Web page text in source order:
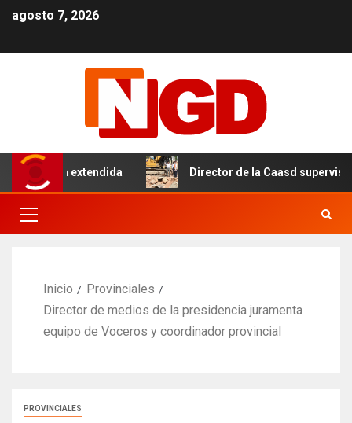
agosto 7, 2026
tanda extendida Director de la Caasd supervisa
Inicio
Provinciales
Director de medios de la presidencia juramenta
equipo de Voceros y coordinador provincial
PROVINCIALES